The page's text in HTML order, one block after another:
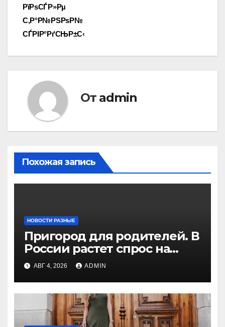
РїРѕСЃР»Рµ
С‚Р°Р№РЅРѕР№
СЃРІР°РґСЊР±С‹
От admin
Похожая запись
НОВОСТИ РАЗНЫЕ
Пригород для родителей. В
России растет спрос на
локации «в 30 минутах» от
мегаполисов
АВГ 4, 2026 ADMIN